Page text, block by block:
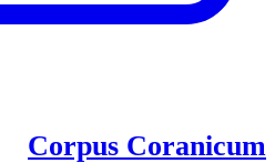
Corpus Coranicum